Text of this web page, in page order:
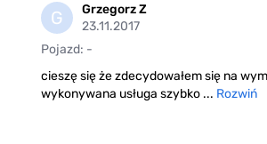
G
Grzegorz Z
23.11.2017
Pojazd: -
cieszę się że zdecydowałem się na
wykonywana usługa szybko ... Rozwiń